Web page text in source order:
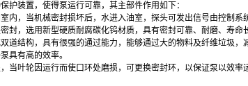
护装置，使得泵运行可靠，其主部件作用如下：
内，当机械密封损坏后，水进入油室，探头可发出信号由控制系
封，选用新型硬质耐腐碳化钨材质，具有密封可靠、耐磨、寿命
道结构，具有很强的通过能力，能够通过大的物料及纤维垃圾，
具有高的效率。
当叶轮因运行而使口环处磨损，可更换密封环，以保证泵以效率